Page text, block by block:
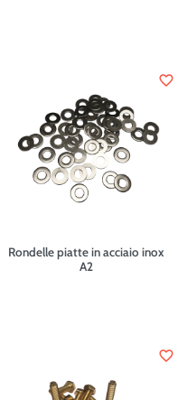
Rondelle piatte in acciaio inox
A2
favorite_border
favorite_border